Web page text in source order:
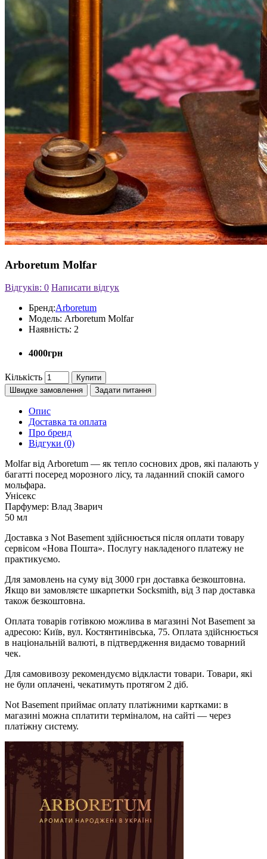
Arboretum Molfar
Відгуків: 0 Написати відгук
Бренд:Arboretum
Модель: Arboretum Molfar
Наявність: 2
4000грн
Кількість
Купити
Швидке замовлення
Задати питання
Опис
Доставка та оплата
Про бренд
Відгуки (0)
Molfar від Arboretum — як тепло соснових дров, які палають у
багатті посеред морозного лісу, та ладанний спокій самого
мольфара.
Унісекс
Парфумер: Влад Зварич
50 мл
Доставка з Not Basement здійснюється після оплати товару
сервісом «Нова Пошта». Послугу накладеного платежу не
практикуємо.
Для замовлень на суму від 3000 грн доставка безкоштовна.
Якщо ви замовляєте шкарпетки Socksmith, від 3 пар доставка
також безкоштовна.
Оплата товарів готівкою можлива в магазині Not Basement за
адресою: Київ, вул. Костянтинівська, 75. Оплата здійснюється
в національній валюті, в підтвердження видаємо товарний
чек.
Для самовивозу рекомендуємо відкласти товари. Товари, які
не були оплачені, чекатимуть протягом 2 діб.
Not Basement приймає оплату платіжними картками: в
магазині можна сплатити терміналом, на сайті — через
платіжну систему.